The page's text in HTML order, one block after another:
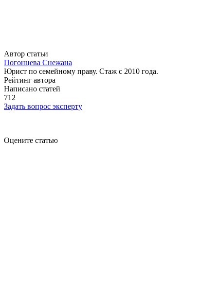
Автор статьи
Погонцева Снежана
Юрист по семейному праву. Стаж с 2010 года.
Рейтинг автора
Написано статей
712
Задать вопрос эксперту
Оцените статью